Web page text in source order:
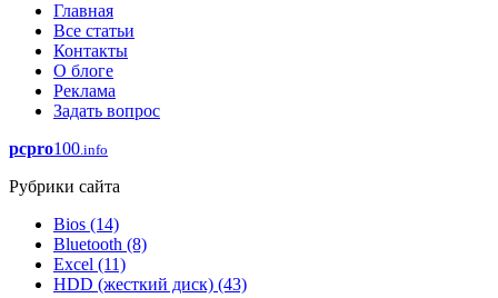
Главная
Все статьи
Контакты
О блоге
Реклама
Задать вопрос
pcpro100.info
Рубрики сайта
Bios (14)
Bluetooth (8)
Excel (11)
HDD (жесткий диск) (43)